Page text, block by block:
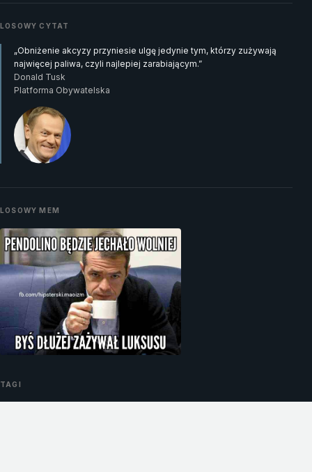
LOSOWY CYTAT
„Obniżenie akcyzy przyniesie ulgę jedynie tym, którzy zużywają
najwięcej paliwa, czyli najlepiej zarabiającym.”
Donald Tusk
Platforma Obywatelska
LOSOWY MEM
TAGI